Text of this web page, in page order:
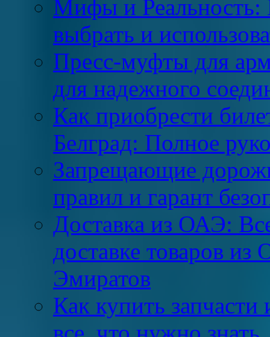
Мифы и Реальность:
выбрать и
Пресс-муфты для
для надежного
Как приобрести
Белград: Полное
Запрещающие
правил и гарант
Доставка из ОАЭ:
доставке товаров
Эмиратов
Как купить